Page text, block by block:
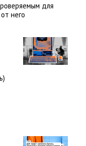
для
него